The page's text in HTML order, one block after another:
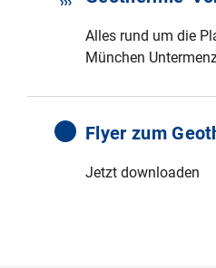
Alles rund um die
München
Flyer zum
Jetzt downloaden